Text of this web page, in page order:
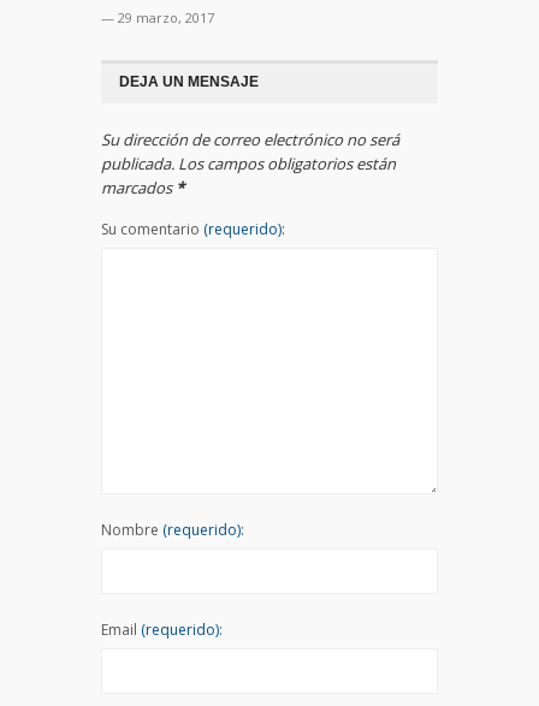
— 29 marzo, 2017
DEJA UN MENSAJE
Su dirección de correo electrónico no será
publicada. Los campos obligatorios están
marcados *
Su comentario (requerido):
Nombre (requerido):
Email (requerido):